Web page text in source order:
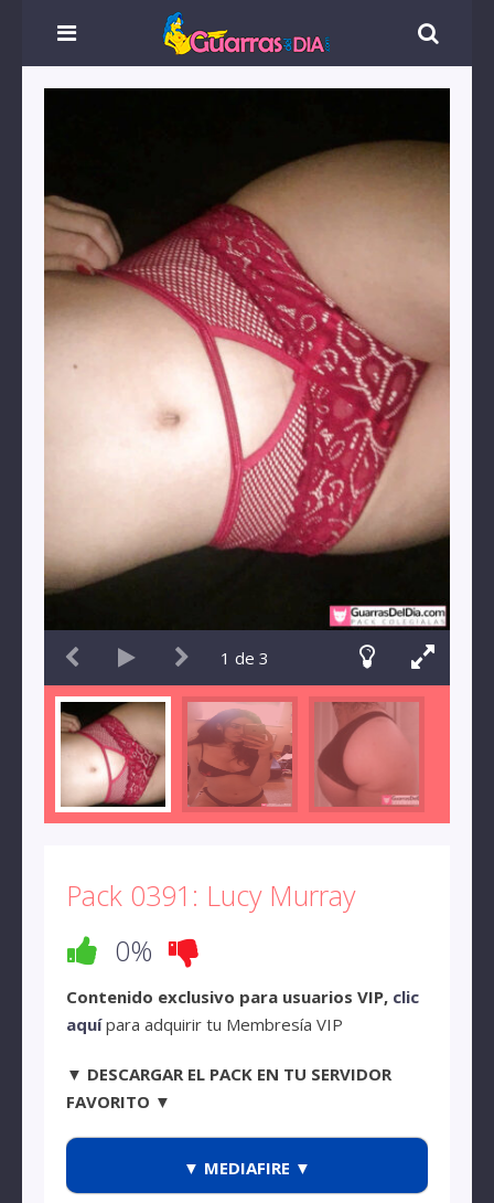
1 de 3
Pack 0391: Lucy Murray
0%
Contenido exclusivo para usuarios VIP, clic
aquípara adquirir tu Membresía VIP
▼ DESCARGAR EL PACK EN TU SERVIDOR
FAVORITO ▼
▼ MEDIAFIRE ▼